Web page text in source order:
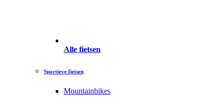
Alle fietsen
Sportieve fietsen
Mountainbikes